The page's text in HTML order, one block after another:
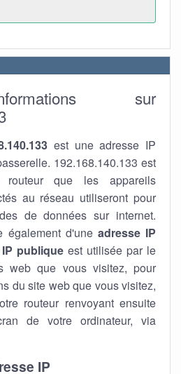
sur
est une adresse IP
192.168.140.133 est
que les appareils
au réseau utiliseront pour
de données sur internet.
également d'une adresse IP
publique est utilisée par le
web que vous visitez, pour
du site web que vous visitez,
routeur renvoyant ensuite
de votre ordinateur, via
IP